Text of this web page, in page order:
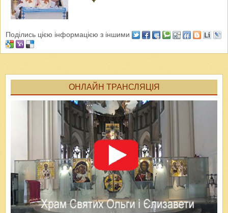
Поділись цією інформацією з іншими
ОНЛАЙН ТРАНСЛЯЦІЯ